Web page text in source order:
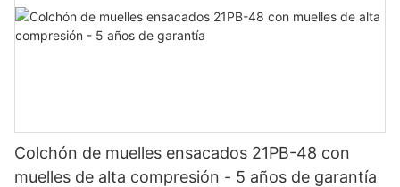
Colchón de muelles ensacados 21PB-48 con
muelles de alta compresión - 5 años de garantía